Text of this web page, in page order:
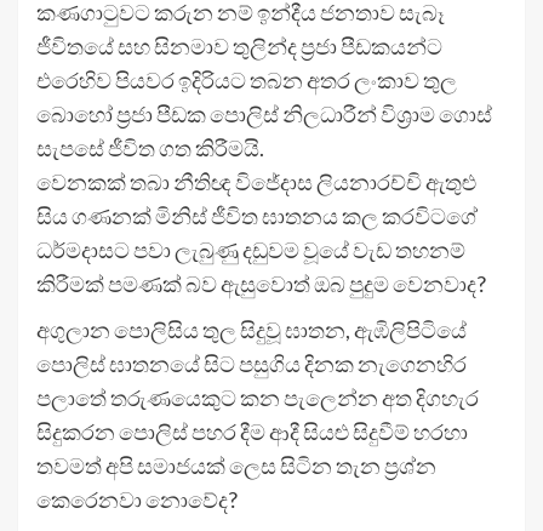
කණගාටුවට කරුන නම් ඉන්දීය ජනතාව සැබෑ
ජීවිතයේ සහ සිනමාව තුලින්ද ප්‍රජා පීඩකයන්ට
එරෙහිව පියවර ඉදිරියට තබන අතර ලංකාව තුල
බොහෝ ප්‍රජා පීඩක පොලිස් නිලධාරීන් විශ්‍රාම ගොස්
සැපසේ ජීවිත ගත කිරීමයි.
වෙනකක් තබා නීතිඥ විජේදාස ලියනාරච්චි ඇතුළු
සිය ගණනක් මිනිස් ජීවිත ඝාතනය කල කරවිටගේ
ධර්මදාසට පවා ලැබුණු දඩුවම වූයේ වැඩ තහනම්
කිරීමක් පමණක් බව ඇසුවොත් ඔබ පුදුම වෙනවාද?
අගුලාන පොලිසිය තුල සිදුවූ ඝාතන, ඇඹිලිපිටියේ
පොලිස් ඝාතනයේ සිට පසුගිය දිනක නැගෙනහිර
පලාතේ තරුණයෙකුට කන පැලෙන්න අත දිගහැර
සිදුකරන පොලිස් පහර දීම ආදී සියළු සිදුවීම් හරහා
තවමත් අපි සමාජයක් ලෙස සිටින තැන ප්‍රශ්න
කෙරෙනවා නොවේද?